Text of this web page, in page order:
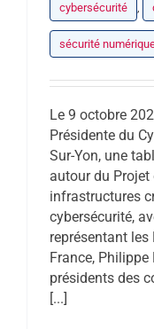
cybersécurité ,
sécurité
Le 9 octobre
Présidente du
Sur-Yon, une
autour du Projet
infrastructures
cybersécurité,
représentant
France, Philippe
présidents des
[...]